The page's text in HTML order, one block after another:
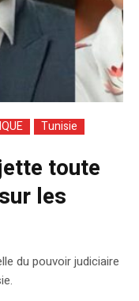
Tunisie
toute
les
du pouvoir judiciaire